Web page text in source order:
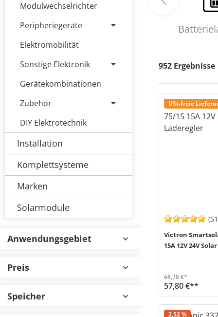
Modulwechselrichter
Peripheriegeräte
Elektromobilität
Sonstige Elektronik
Gerätekombinationen
Zubehör
DIY Elektrotechnik
Installation
Komplettsysteme
Marken
Solarmodule
Anwendungsgebiet
Preis
Speicher
952 Ergebnisse
USt-freie
Victron
15A 12V 24V
68,78 €*
57,80 €**
Rabatt
2,52 %